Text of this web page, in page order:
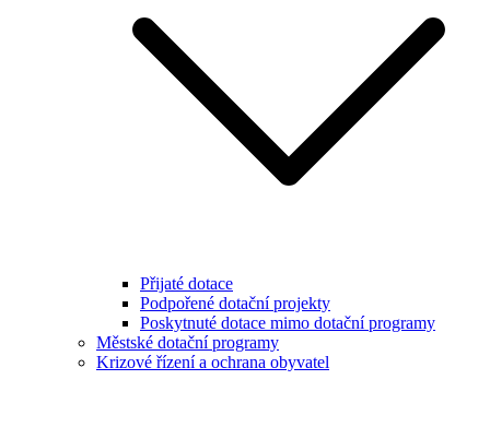
Přijaté dotace
Podpořené dotační projekty
Poskytnuté dotace mimo dotační programy
Městské dotační programy
Krizové řízení a ochrana obyvatel